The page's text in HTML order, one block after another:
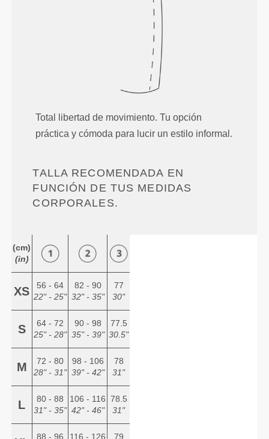
Total libertad de movimiento. Tu opción
práctica y cómoda para lucir un estilo informal.
TALLA RECOMENDADA EN
FUNCIÓN DE TUS MEDIDAS
CORPORALES.
(cm)
(in)
XS
56 - 64
22" - 25"
82 - 90
32" - 35"
77
30"
S
64 - 72
25" - 28"
90 - 98
35" - 39"
77.5
30.5"
M
72 - 80
28" - 31"
98 - 106
39" - 42"
78
31"
L
80 - 88
31" - 35"
106 - 116
42" - 46"
78.5
31"
88 - 96
116 - 126
79